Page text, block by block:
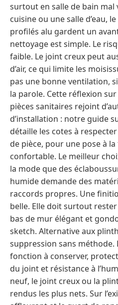
surtout en salle de bain mal
cuisine ou une salle d’eau,
profilés alu gardent un
nettoyage est simple. Le
faible. Le joint creux peut
d’air, ce qui limite les
pas une bonne ventilation,
la parole. Cette réflexion
pièces sanitaires rejoint
d’installation : notre guide
détaille les cotes à
de pièce, pour une pose à
confortable. Le meilleur
la mode que des
humide demande des
raccords propres. Une
belle. Elle doit surtout
bas de mur élégant et
sketch. Alternative aux
suppression sans méthode.
fonction à conserver,
du joint et résistance à
neuf, le joint creux ou la
rendus les plus nets. Sur